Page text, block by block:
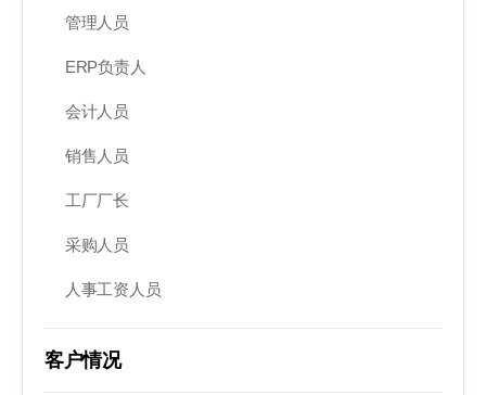
管理人员
ERP负责人
会计人员
销售人员
工厂厂长
采购人员
人事工资人员
客户情况